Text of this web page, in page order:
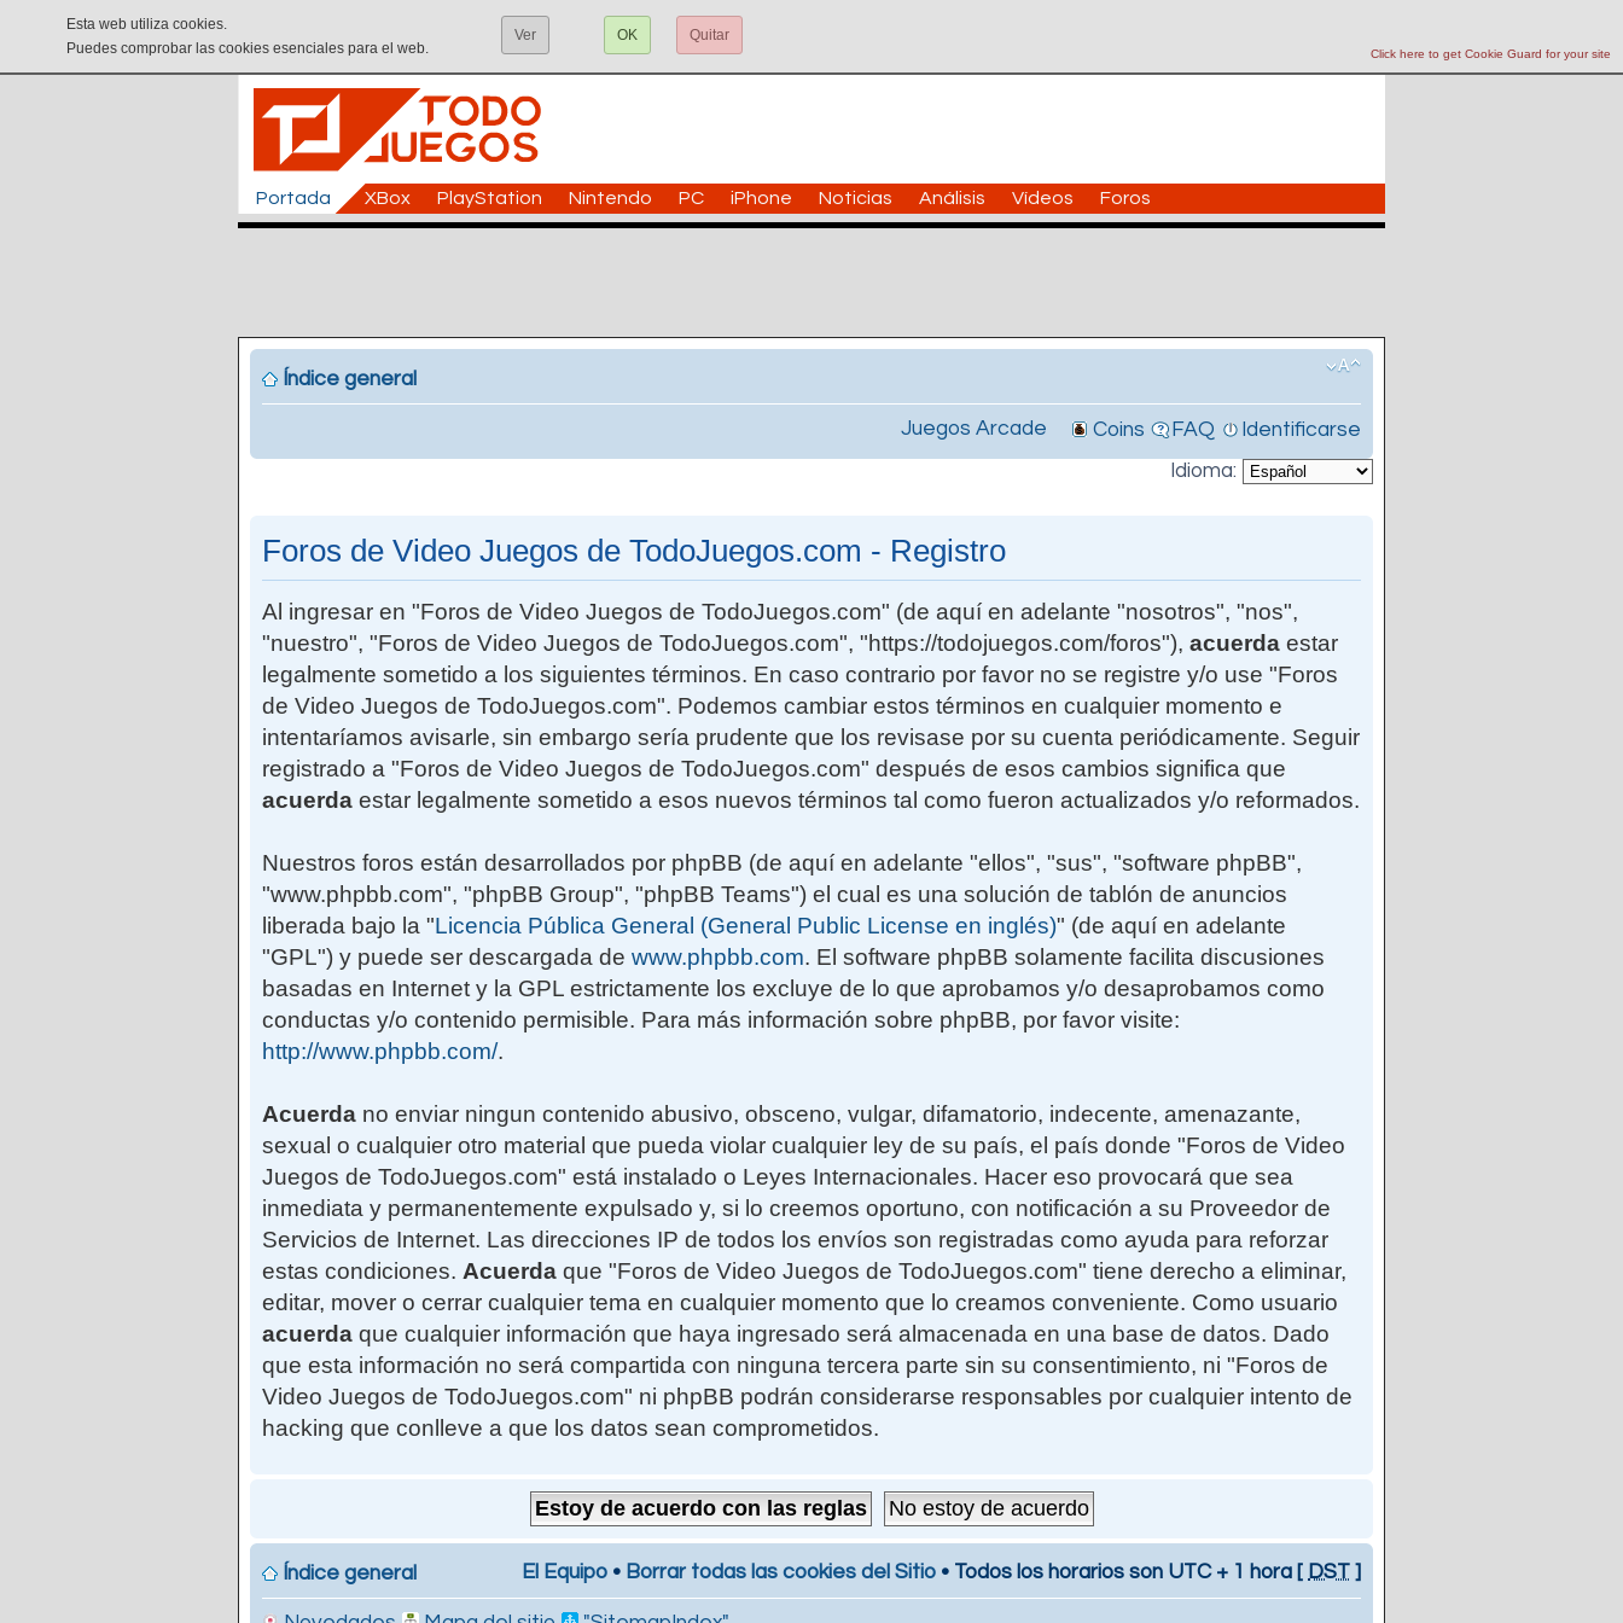
Click here to get Cookie Guard for your site
Esta web utiliza cookies.
Puedes comprobar las cookies esenciales para el web.
Ver OK Quitar
Portada XBox PlayStation Nintendo PC iPhone Noticias Análisis Vídeos Foros
Índice general
Juegos Arcade Coins FAQ
Identificarse
Idioma:
Foros de Video Juegos de TodoJuegos.com - Registro
Al ingresar en "Foros de Video Juegos de TodoJuegos.com" (de aquí en adelante "nosotros", "nos",
"nuestro", "Foros de Video Juegos de TodoJuegos.com", "https://todojuegos.com/foros"), acuerda estar
legalmente sometido a los siguientes términos. En caso contrario por favor no se registre y/o use "Foros
de Video Juegos de TodoJuegos.com". Podemos cambiar estos términos en cualquier momento e
intentaríamos avisarle, sin embargo sería prudente que los revisase por su cuenta periódicamente. Seguir
registrado a "Foros de Video Juegos de TodoJuegos.com" después de esos cambios significa que
acuerda estar legalmente sometido a esos nuevos términos tal como fueron actualizados y/o reformados.
Nuestros foros están desarrollados por phpBB (de aquí en adelante "ellos", "sus", "software phpBB",
"www.phpbb.com", "phpBB Group", "phpBB Teams") el cual es una solución de tablón de anuncios
liberada bajo la "Licencia Pública General (General Public License en inglés)" (de aquí en adelante
"GPL") y puede ser descargada de www.phpbb.com. El software phpBB solamente facilita discusiones
basadas en Internet y la GPL estrictamente los excluye de lo que aprobamos y/o desaprobamos como
conductas y/o contenido permisible. Para más información sobre phpBB, por favor visite:
http://www.phpbb.com/.
Acuerda no enviar ningun contenido abusivo, obsceno, vulgar, difamatorio, indecente, amenazante,
sexual o cualquier otro material que pueda violar cualquier ley de su país, el país donde "Foros de Video
Juegos de TodoJuegos.com" está instalado o Leyes Internacionales. Hacer eso provocará que sea
inmediata y permanentemente expulsado y, si lo creemos oportuno, con notificación a su Proveedor de
Servicios de Internet. Las direcciones IP de todos los envíos son registradas como ayuda para reforzar
estas condiciones. Acuerda que "Foros de Video Juegos de TodoJuegos.com" tiene derecho a eliminar,
editar, mover o cerrar cualquier tema en cualquier momento que lo creamos conveniente. Como usuario
acuerda que cualquier información que haya ingresado será almacenada en una base de datos. Dado
que esta información no será compartida con ninguna tercera parte sin su consentimiento, ni "Foros de
Video Juegos de TodoJuegos.com" ni phpBB podrán considerarse responsables por cualquier intento de
hacking que conlleve a que los datos sean comprometidos.
Índice general El Equipo • Borrar todas las cookies del Sitio • Todos los horarios son UTC + 1 hora [ DST ]